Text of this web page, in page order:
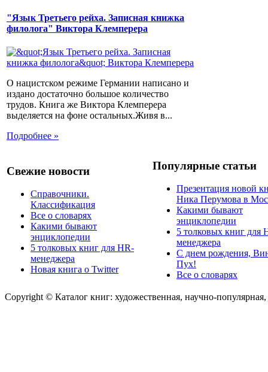
"Язык Третьего рейха. Записная книжка
филолога" Виктора Клемперера
О нацистском режиме Германии написано и
издано достаточно большое количество
трудов. Книга же Виктора Клемперера
выделяется на фоне остальных.Живя в...
Подробнее »
Свежие новости
Справочники.
Классификация
Все о словарях
Какими бывают
энциклопедии
5 толковых книг для HR-
менеджера
Новая книга о Twitter
Популярные статьи
Презентация новой
Ника Перумова в
Какими бывают
энциклопедии
5 толковых книг для
менеджера
С днем рождения,
Пух!
Все о словарях
Copyright © Каталог книг: художественная, научно-